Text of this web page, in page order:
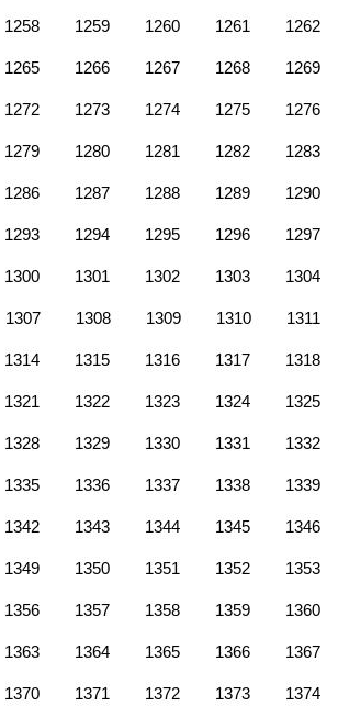
1258 1259 1260 1261 1262
1265 1266 1267 1268 1269
1272 1273 1274 1275 1276
1279 1280 1281 1282 1283
1286 1287 1288 1289 1290
1293 1294 1295 1296 1297
1300 1301 1302 1303 1304
1307 1308 1309 1310 1311
1314 1315 1316 1317 1318
1321 1322 1323 1324 1325
1328 1329 1330 1331 1332
1335 1336 1337 1338 1339
1342 1343 1344 1345 1346
1349 1350 1351 1352 1353
1356 1357 1358 1359 1360
1363 1364 1365 1366 1367
1370 1371 1372 1373 1374